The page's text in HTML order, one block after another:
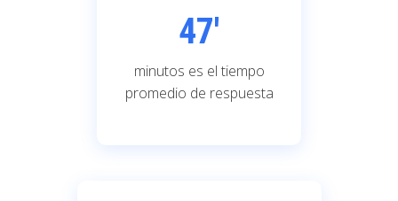
47'
minutos es el tiempo
promedio de respuesta